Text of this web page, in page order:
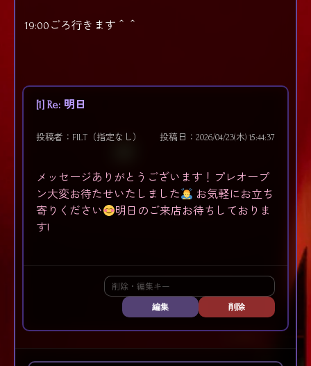
19:00ごろ行きます＾＾
[1] Re: 明日
投稿者：FILT（指定なし） 投稿日：2026/04/23(木) 15:44:37
メッセージありがとうございます！プレオープ
ン大変お待たせいたしました
お気軽にお立ち
寄りください
明日のご来店お待ちしておりま
す!
編集 削除